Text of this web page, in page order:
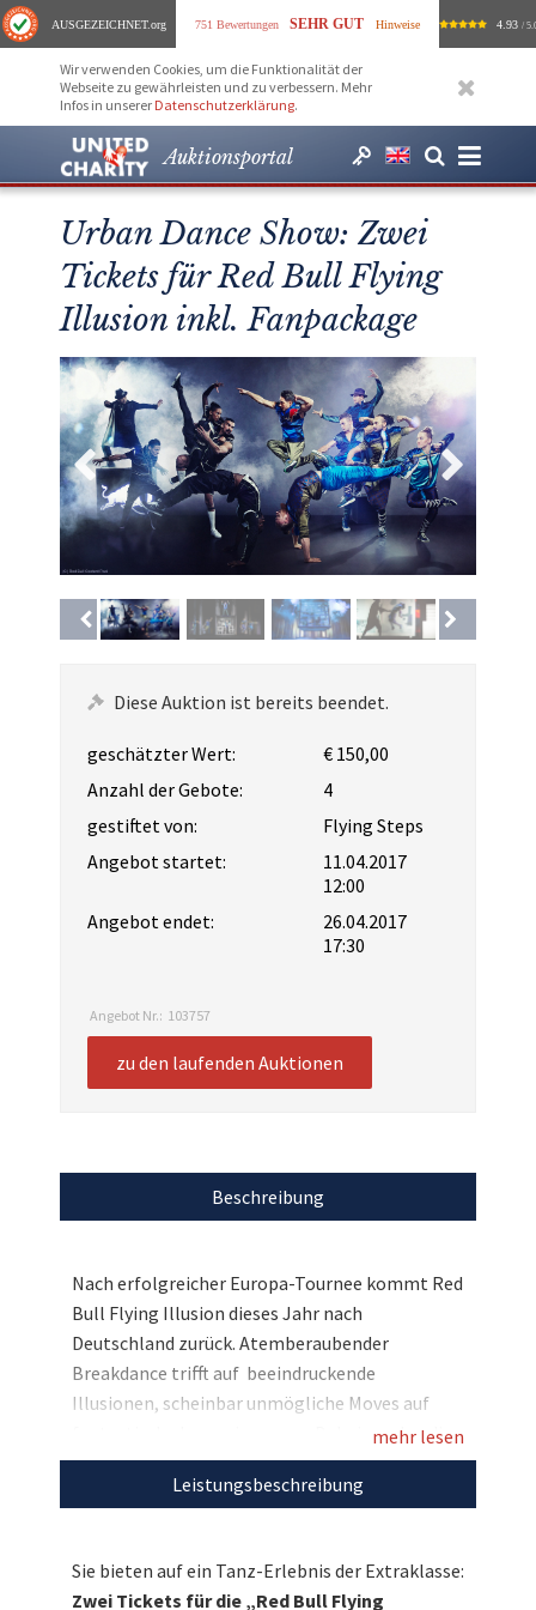
AUSGEZEICHNET.org 751 Bewertungen SEHR GUT Hinweise 4.93 /
Wir verwenden Cookies, um die Funktionalität der
Webseite zu gewährleisten und zu verbessern. Mehr
Infos in unserer Datenschutzerklärung.
Auktionsportal
Urban Dance Show: Zwei
Tickets für Red Bull Flying
Illusion inkl. Fanpackage
Diese Auktion ist bereits beendet.
geschätzter Wert:
€ 150,00
Anzahl der Gebote:
4
gestiftet von:
Flying Steps
Angebot startet:
11.04.2017
12:00
Angebot endet:
26.04.2017
17:30
Angebot Nr.: 103757
zu den laufenden Auktionen
Beschreibung
Nach erfolgreicher Europa-Tournee kommt Red
Bull Flying Illusion dieses Jahr nach
Deutschland zurück. Atemberaubender
Breakdance trifft auf beeindruckende
Illusionen, scheinbar unmögliche Moves auf
fantastische Inszenierungen. Dabei werden die
Grenzen tänzerischen Könnens auf magische
Weise aufgehoben. Das ist es, was Red Bull
werden lässt. Am 12. Mai zeigen die vierfachen
mehr lesen
Leistungsbeschreibung
Sie bieten auf ein Tanz-Erlebnis der Extraklasse:
Zwei Tickets für die „Red Bull Flying